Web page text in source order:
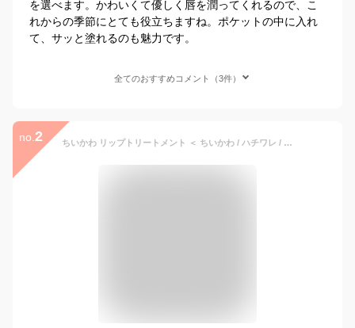
を選べます。かわいくて優しく唇を潤ってくれるので、こ
れからの季節にとても役立ちますね。ポケットの中に入れ
て、サッと塗れるのも魅力です。
全てのおすすめコメント（3件）
no. 2 ちいかわ リップトリートメント ＜ ちいかわ / ハチワレ / うさぎ / モモンガ＞ 無香料 クリア リップクリーム シアバター ホホバオイル オリーブオイル ギフト プレゼント 持ち運びOK 乾燥 ひび割れ 保湿 SHOBIDO 粧美堂